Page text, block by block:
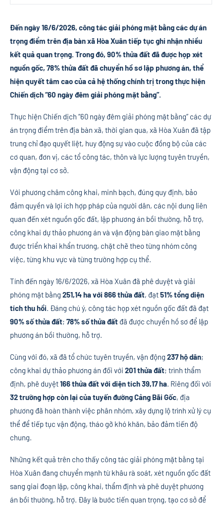
Đến ngày 16/6/2026, công tác giải phóng mặt bằng các dự án
trọng điểm trên địa bàn xã Hòa Xuân tiếp tục ghi nhận nhiều
kết quả quan trọng. Trong đó, 90% thửa đất đã được họp xét
nguồn gốc, 78% thửa đất đã chuyển hồ sơ lập phương án, thể
hiện quyết tâm cao của cả hệ thống chính trị trong thực hiện
Chiến dịch “60 ngày đêm giải phóng mặt bằng”.
Thực hiện Chiến dịch “60 ngày đêm giải phóng mặt bằng” các dự
án trọng điểm trên địa bàn xã, thời gian qua, xã Hòa Xuân đã tập
trung chỉ đạo quyết liệt, huy động sự vào cuộc đồng bộ của các
cơ quan, đơn vị, các tổ công tác, thôn và lực lượng tuyên truyền,
vận động tại cơ sở.
Với phương châm công khai, minh bạch, đúng quy định, bảo
đảm quyền và lợi ích hợp pháp của người dân, các nội dung liên
quan đến xét nguồn gốc đất, lập phương án bồi thường, hỗ trợ,
công khai dự thảo phương án và vận động bàn giao mặt bằng
được triển khai khẩn trương, chặt chẽ theo từng nhóm công
việc, từng khu vực và từng trường hợp cụ thể.
Tính đến ngày 16/6/2026, xã Hòa Xuân đã phê duyệt và giải
phóng mặt bằng 251,14 ha với 866 thửa đất, đạt51% tổng diện
tích thu hồi. Đáng chú ý, công tác họp xét nguồn gốc đất đã đạt
90% số thửa đất; 78% số thửa đất đã được chuyển hồ sơ để lập
phương án bồi thường, hỗ trợ.
Cùng với đó, xã đã tổ chức tuyên truyền, vận động 237 hộ dân;
công khai dự thảo phương án đối với 201 thửa đất; trình thẩm
định, phê duyệt166 thửa đất với diện tích 39,17 ha. Riêng đối với
32 trường hợp còn lại của tuyến đường Cảng Bãi Gốc, địa
phương đã hoàn thành việc phân nhóm, xây dựng lộ trình xử lý cụ
thể để tiếp tục vận động, tháo gỡ khó khăn, bảo đảm tiến độ
chung.
Những kết quả trên cho thấy công tác giải phóng mặt bằng tại
Hòa Xuân đang chuyển mạnh từ khâu rà soát, xét nguồn gốc đất
sang giai đoạn lập, công khai, thẩm định và phê duyệt phương
án bồi thường, hỗ trợ. Đây là bước tiến quan trọng, tạo cơ sở để